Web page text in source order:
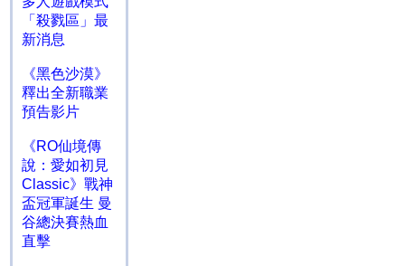
「殺戮區」最
新消息
《黑色沙漠》
釋出全新職業
預告影片
《RO仙境傳
說：愛如初見
Classic》戰神
盃冠軍誕生 曼
谷總決賽熱血
直擊